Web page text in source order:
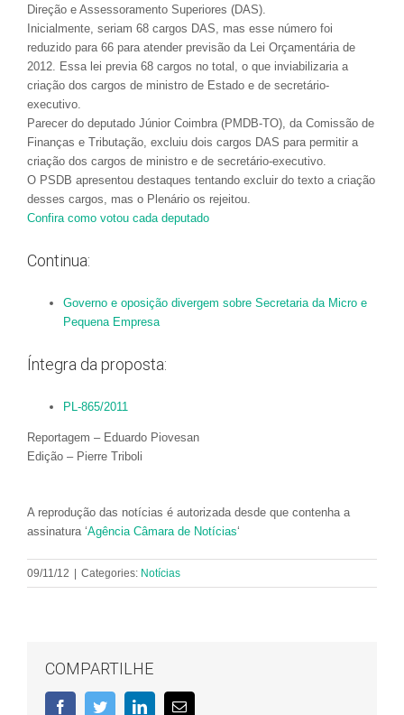
Direção e Assessoramento Superiores (DAS).
Inicialmente, seriam 68 cargos DAS, mas esse número foi
reduzido para 66 para atender previsão da Lei Orçamentária de
2012. Essa lei previa 68 cargos no total, o que inviabilizaria a
criação dos cargos de ministro de Estado e de secretário-
executivo.
Parecer do deputado Júnior Coimbra (PMDB-TO), da Comissão de
Finanças e Tributação, excluiu dois cargos DAS para permitir a
criação dos cargos de ministro e de secretário-executivo.
O PSDB apresentou destaques tentando excluir do texto a criação
desses cargos, mas o Plenário os rejeitou.
Confira como votou cada deputado
Continua:
Governo e oposição divergem sobre Secretaria da Micro e
Pequena Empresa
Íntegra da proposta:
PL-865/2011
Reportagem – Eduardo Piovesan
Edição – Pierre Triboli
A reprodução das notícias é autorizada desde que contenha a
assinatura ‘Agência Câmara de Notícias‘
09/11/12 | Categories: Notícias
COMPARTILHE
FacebookTwitterLinkedIn
E-